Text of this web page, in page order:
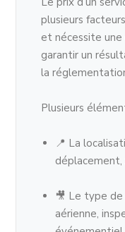
plusieurs
et nécessite
garantir un
la
Plusieurs
📍 La
🎥 Le type
aérienne,